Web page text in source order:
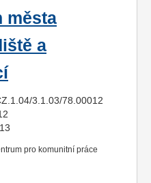
města
a
3.1.03/78.00012
pro komunitní práce